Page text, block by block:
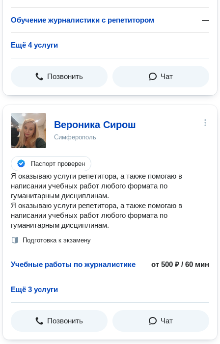
Обучение журналистики с репетитором —
Ещё 4 услуги
Позвонить Чат
Вероника Сирош
Симферополь
Паспорт проверен
Я оказываю услуги репетитора, а также помогаю в
написании учебных работ любого формата по
гуманитарным дисциплинам.
Я оказываю услуги репетитора, а также помогаю в
написании учебных работ любого формата по
гуманитарным дисциплинам.
Подготовка к экзамену
Учебные работы по журналистике от 500 ₽ / 60 мин
Ещё 3 услуги
Позвонить Чат